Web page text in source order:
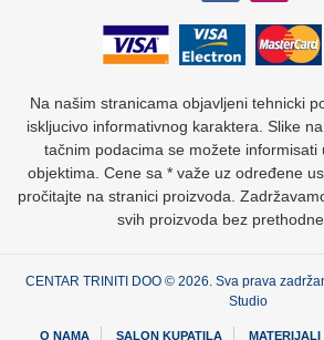
Na našim stranicama objavljeni tehnicki
iskljucivo informativnog karaktera. Slike
tačnim podacima se možete informisati
objektima. Cene sa * važe uz određene
pročitajte na stranici proizvoda.
svih proizvoda bez
CENTAR TRINITI DOO © 2026. Sva prava
Studio
O NAMA SALON KUPATILA MATERIJALI